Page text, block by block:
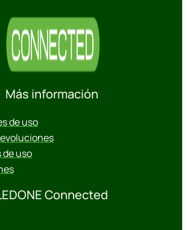
Más información
de uso
uso
Connected